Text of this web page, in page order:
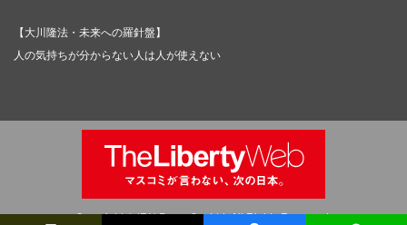
【大川隆法・未来への羅針盤】
人の気持ちが分からない人は人が使えない
Copyright © IRH Press Co.,Ltd. All Rights Reserved.